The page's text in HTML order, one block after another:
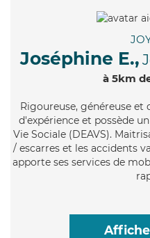
Joséphine E.,
à 5km
Rigoureuse, généreuse et
d'expérience et possède
Vie Sociale (DEAVS).
/ escarres et les accidents
apporte ses services de